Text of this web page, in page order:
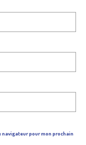
pour mon prochain